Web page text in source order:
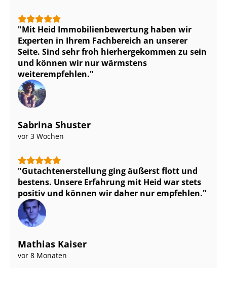
Mit Heid Im­mo­bi­li­en­be­wer­tung haben wir
Experten in Ihrem Fachbereich an unserer
Seite. Sind sehr froh hierhergekommen zu sein
und können wir nur wärmstens
weiterempfehlen.
Sabrina Shuster
vor 3 Wochen
Gut­ach­ten­er­stel­lung ging äußerst flott und
bestens. Unsere Erfahrung mit Heid war stets
positiv und können wir daher nur empfehlen.
Mathias Kaiser
vor 8 Monaten